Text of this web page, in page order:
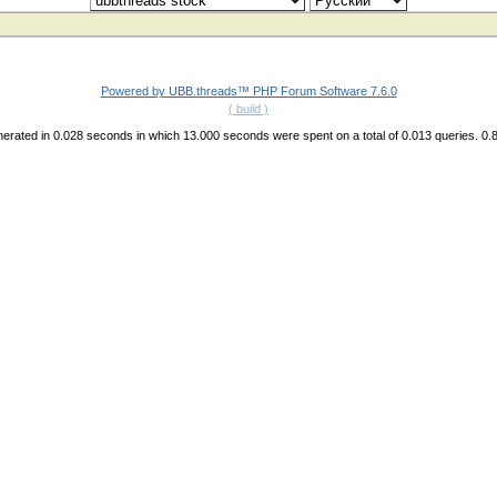
Powered by UBB.threads™ PHP Forum Software 7.6.0
( build )
in 0.028 seconds in which 13.000 seconds were spent on a total of 0.013 queries.